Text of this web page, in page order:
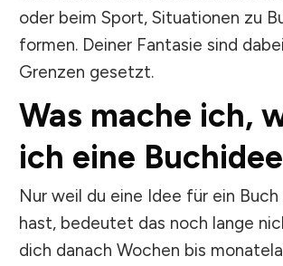
oder beim Sport, Situationen zu
formen. Deiner Fantasie sind
Grenzen gesetzt.
Was mache ich,
ich eine
Nur weil du eine Idee für ein
hast, bedeutet das noch lange
dich danach Wochen bis